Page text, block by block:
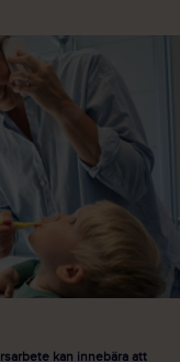
kan innebära att